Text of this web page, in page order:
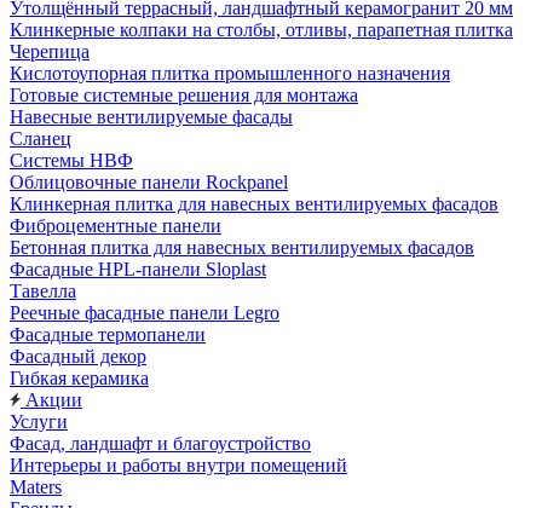
Утолщённый террасный, ландшафтный керамогранит 20 мм
Клинкерные колпаки на столбы, отливы, парапетная плитка
Черепица
Кислотоупорная плитка промышленного назначения
Готовые системные решения для монтажа
Навесные вентилируемые фасады
Сланец
Системы НВФ
Облицовочные панели Rockpanel
Клинкерная плитка для навесных вентилируемых фасадов
Фиброцементные панели
Бетонная плитка для навесных вентилируемых фасадов
Фасадные HPL-панели Sloplast
Тавелла
Реечные фасадные панели Legro
Фасадные термопанели
Фасадный декор
Гибкая керамика
Акции
Услуги
Фасад, ландшафт и благоустройство
Интерьеры и работы внутри помещений
Maters